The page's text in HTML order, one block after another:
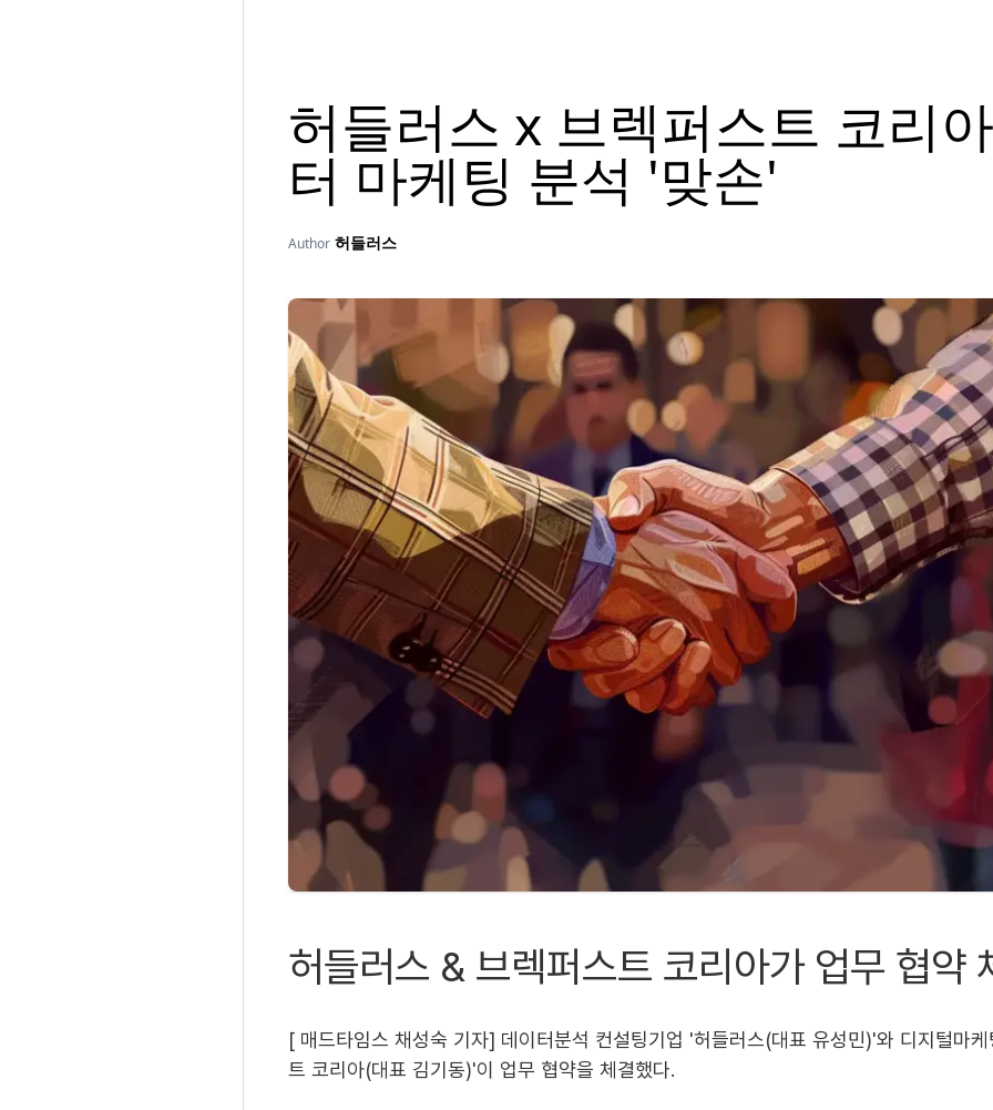
허들러스 x 브렉퍼스트 코리
터 마케팅 분석 '맞손'
Author 허들러스
허들러스 & 브렉퍼스트 코리아가 업무 협약
[ 매드타임스 채성숙 기자] 데이터분석 컨설팅기업 '허들러스(대표 유성민)'와 디지털마
트 코리아(대표 김기동)'이 업무 협약을 체결했다.